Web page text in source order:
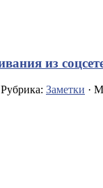
из
Рубрика: Заметки ·